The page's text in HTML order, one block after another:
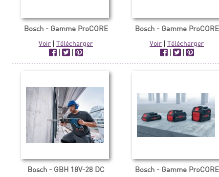
Bosch - Gamme ProCORE
Voir |Télécharger
|
|
Bosch - Gamme ProCORE
Voir |Télécharger
|
|
Bosch - GBH 18V-28 DC Bosch - Gamme ProCORE